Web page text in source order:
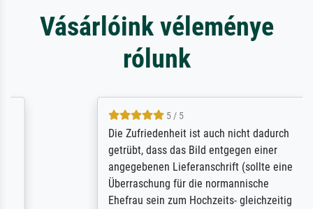
Vásárlóink véleménye
rólunk
5 / 5
Die Zufriedenheit ist auch nicht dadurch
getrübt, dass das Bild entgegen einer
angegebenen Lieferanschrift (sollte eine
Überraschung für die normannische
Ehefrau sein zum Hochzeits- gleichzeitig